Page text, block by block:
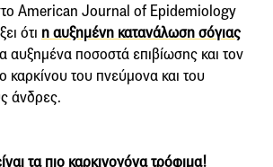
American Journal of Epidemiology
ότι η αυξημένη κατανάλωση σόγιας
αυξημένα ποσοστά επιβίωσης και τον
καρκίνου του πνεύμονα και του
άνδρες.
τα πιο καρκινογόνα τρόφιμα!